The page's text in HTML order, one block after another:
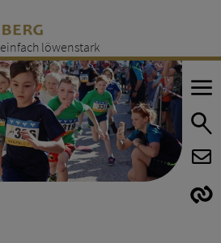
einfach löwenstark